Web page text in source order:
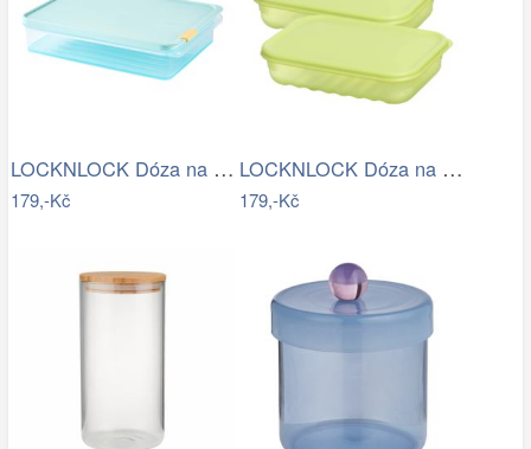
LOCKNLOCK Dóza na potraviny LOCK 2200ml…
179,-Kč
LOCKNLOCK Dóza na potraviny LOCK 760ml…
179,-Kč